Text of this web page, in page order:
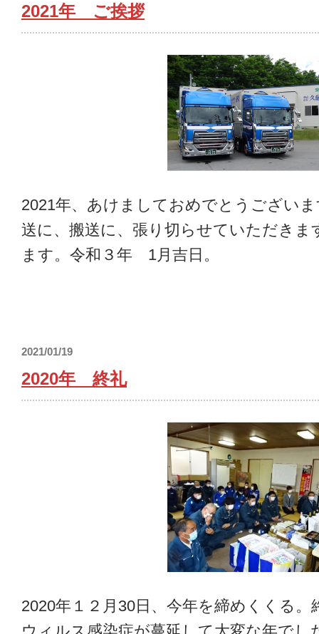
2021年 ご挨拶
2021年、あけましておめでとうござい
送に、搬送に、張り切らせていただき
ます。令和３年 1月吉日。
2021/01/19
2020年 終礼
2020年１２月30日、今年を締めくくる